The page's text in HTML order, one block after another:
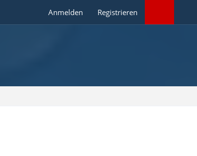
Anmelden Registrieren